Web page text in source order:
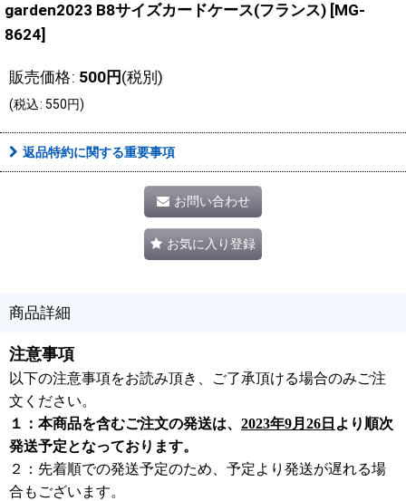
garden2023 B8サイズカードケース(フランス) [MG-
8624]
販売価格: 500円 (税別)
(税込: 550円)
返品特約に関する重要事項
お問い合わせ
お気に入り登録
商品詳細
注意事項
以下の注意事項をお読み頂き、ご了承頂ける場合のみご注
文ください。
１：本商品を含むご注文の発送は、 2023年9月26日 より順次
発送予定となっております。
２：先着順での発送予定のため、予定より発送が遅れる場
合もございます。